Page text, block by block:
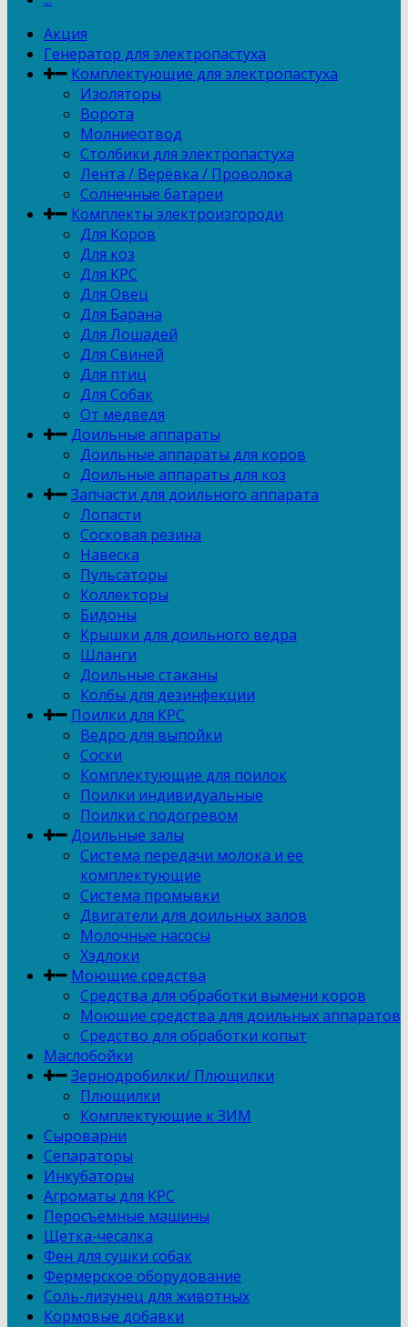
Акция
Генератор для электропастуха
Комплектующие для электропастуха
Изоляторы
Ворота
Молниеотвод
Столбики для электропастуха
Лента / Верёвка / Проволока
Солнечные батареи
Комплекты электроизгороди
Для Коров
Для коз
Для КРС
Для Овец
Для Барана
Для Лошадей
Для Свиней
Для птиц
Для Собак
От медведя
Доильные аппараты
Доильные аппараты для коров
Доильные аппараты для коз
Запчасти для доильного аппарата
Лопасти
Сосковая резина
Навеска
Пульсаторы
Коллекторы
Бидоны
Крышки для доильного ведра
Шланги
Доильные стаканы
Колбы для дезинфекции
Поилки для КРС
Ведро для выпойки
Соски
Комплектующие для поилок
Поилки индивидуальные
Поилки с подогревом
Доильные залы
Система передачи молока и ее
комплектующие
Система промывки
Двигатели для доильных залов
Молочные насосы
Хэдлоки
Моющие средства
Средства для обработки вымени коров
Моющие средства для доильных аппаратов
Средство для обработки копыт
Маслобойки
Зернодробилки/ Плющилки
Плющилки
Комплектующие к ЗИМ
Сыроварни
Сепараторы
Инкубаторы
Агроматы для КРС
Перосъёмные машины
Щетка-чесалка
Фен для сушки собак
Фермерское оборудование
Соль-лизунец для животных
Кормовые добавки